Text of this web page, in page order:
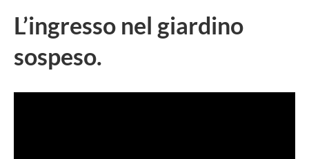
L’ingresso nel giardino
sospeso.